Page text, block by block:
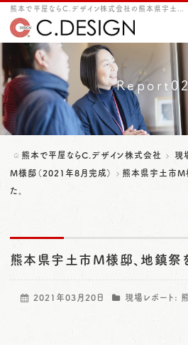
熊本で平屋ならC.デザイン株式会社の熊本県宇土市M様邸、地鎮祭を執り行いました。をご紹介
熊本で平屋ならC.デザイン株式会社 現
M様邸（2021年8月完成）
熊本県宇土市M
た。
熊本県宇土市M様邸、地鎮祭を
2021年03月20日 現場レポート: